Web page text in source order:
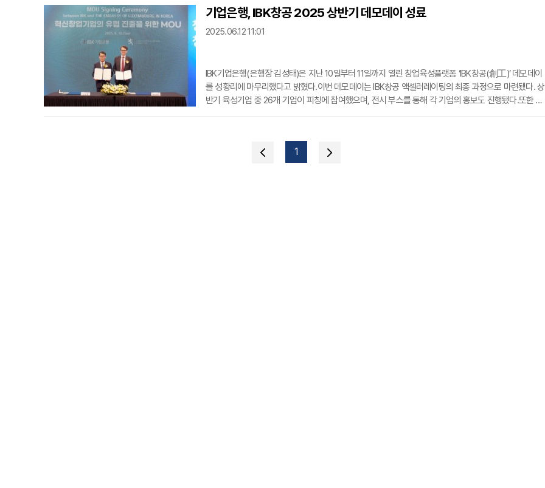
을 목표로 했다.기업은행은 지난 8월 오토모빌리티, 사이버보안, AI 등 분야에서 12개 기업(갓테크, 모빌
위더스, 배터플라이, 뷰전, 아이디어스투실리콘, 애드, 에이유, 이엠시티, 이플로우, 케이앤어스, 퓨잇, 필
드로)
기업은행, IBK창공 2025 상반기 데모데이 성료
2025.06.12 11:01
IBK기업은행(은행장 김성태)은 지난 10일부터 11일까지 열린 창업육성플랫폼 ‘IBK창공(創工)’ 데모데이
를 성황리에 마무리했다고 밝혔다.이번 데모데이는 IBK창공 액셀러레이팅의 최종 과정으로 마련됐다. 상
반기 육성기업 중 26개 기업이 피칭에 참여했으며, 전시 부스를 통해 각 기업의 홍보도 진행됐다.또한 오
간도 마련됐다.한편, 기업은행은 지난 10일 주한 룩셈부르크 대사관(대사 자크 플리스)과 함께 IBK창공 혁
1